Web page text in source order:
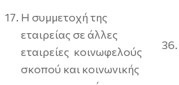
Η συμμετοχή της
εταιρείας σε άλλες
εταιρείες κοινωφελούς
σκοπού και κοινωνικής